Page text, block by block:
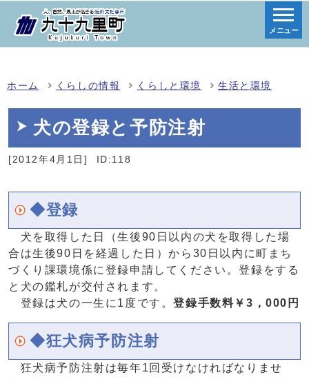
メニュー
ホーム くらしの情報 くらしと環境 生活と環境
犬の登録と予防注射
[2012年4月1日] ID:118
◆登録
犬を取得した日（生後90日以内の犬を取得した場
合は生後90日を経過した日）から30日以内に町まち
づくり課環境係に登録申請してください。登録をする
と犬の鑑札が交付されます。
登録は犬の一生に1度です。登録手数料￥3，000円
◆狂犬病予防注射
狂犬病予防注射は毎年1回受けなければなりませ